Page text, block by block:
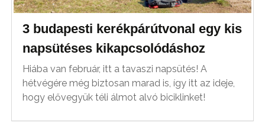
3 budapesti kerékpárútvonal egy kis
napsütéses kikapcsolódáshoz
Hiába van február, itt a tavaszi napsütés! A
hétvégére még biztosan marad is, így itt az ideje,
hogy elővegyük téli álmot alvó biciklinket!